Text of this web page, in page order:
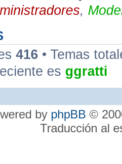
,
416 • Temas
es ggratti
by phpBB ©
Traducción al